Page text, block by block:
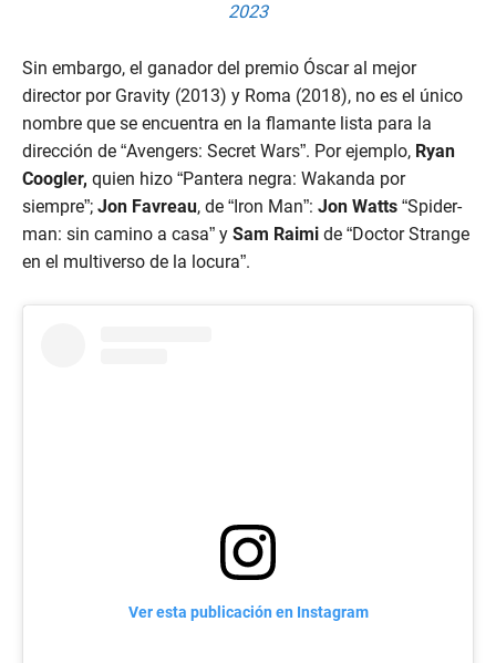
2023
Sin embargo, el ganador del premio Óscar al mejor
director por Gravity (2013) y Roma (2018), no es el único
nombre que se encuentra en la flamante lista para la
dirección de “Avengers: Secret Wars”. Por ejemplo, Ryan
Coogler, quien hizo “Pantera negra: Wakanda por
siempre”; Jon Favreau, de “Iron Man”: Jon Watts “Spider-
man: sin camino a casa” y Sam Raimi de “Doctor Strange
en el multiverso de la locura”.
Ver esta publicación en Instagram